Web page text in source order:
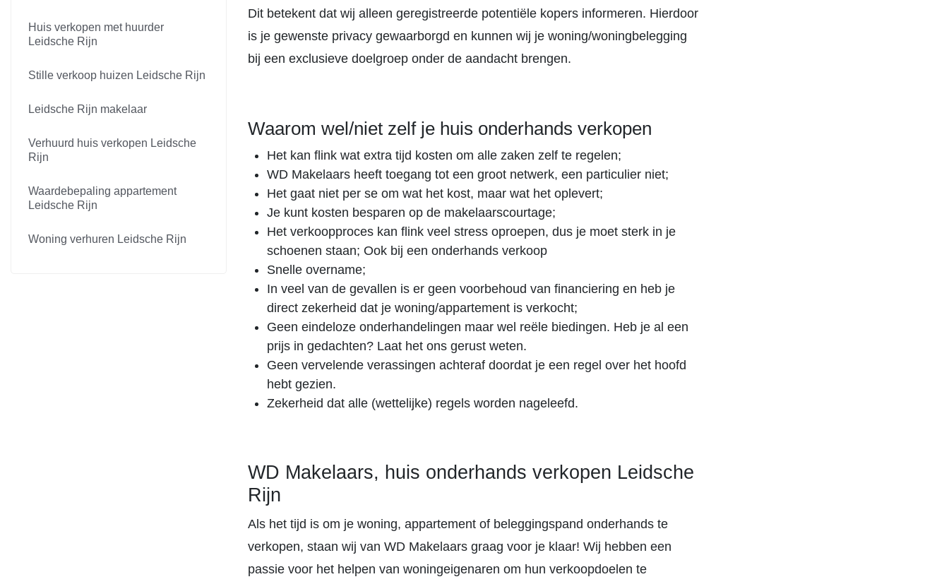
Huis verkopen met huurder
Leidsche Rijn
Stille verkoop huizen Leidsche Rijn
Leidsche Rijn makelaar
Verhuurd huis verkopen Leidsche
Rijn
Waardebepaling appartement
Leidsche Rijn
Woning verhuren Leidsche Rijn
Dit betekent dat wij alleen geregistreerde potentiële kopers informeren. Hierdoor
is je gewenste privacy gewaarborgd en kunnen wij je woning/woningbelegging
bij een exclusieve doelgroep onder de aandacht brengen.
Waarom wel/niet zelf je huis onderhands verkopen
Het kan flink wat extra tijd kosten om alle zaken zelf te regelen;
WD Makelaars heeft toegang tot een groot netwerk, een particulier niet;
Het gaat niet per se om wat het kost, maar wat het oplevert;
Je kunt kosten besparen op de makelaarscourtage;
Het verkoopproces kan flink veel stress oproepen, dus je moet sterk in je
schoenen staan; Ook bij een onderhands verkoop
Snelle overname;
In veel van de gevallen is er geen voorbehoud van financiering en heb je
direct zekerheid dat je woning/appartement is verkocht;
Geen eindeloze onderhandelingen maar wel reële biedingen. Heb je al een
prijs in gedachten? Laat het ons gerust weten.
Geen vervelende verassingen achteraf doordat je een regel over het hoofd
hebt gezien.
Zekerheid dat alle (wettelijke) regels worden nageleefd.
WD Makelaars, huis onderhands verkopen Leidsche
Rijn
Als het tijd is om je woning, appartement of beleggingspand onderhands te
verkopen, staan wij van WD Makelaars graag voor je klaar! Wij hebben een
passie voor het helpen van woningeigenaren om hun verkoopdoelen te